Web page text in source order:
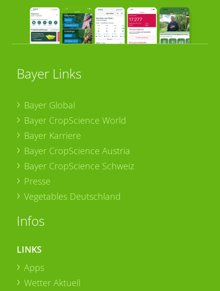
Bayer Links
Bayer Global
Bayer CropScience World
Bayer Karriere
Bayer CropScience Austria
Bayer CropScience Schweiz
Presse
Vegetables Deutschland
Infos
LINKS
Apps
Wetter Aktuell